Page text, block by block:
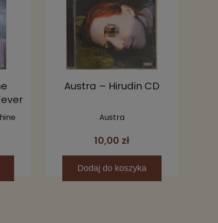
Austra – Hirudin CD
Austra
10,00 zł
Dodaj do koszyka